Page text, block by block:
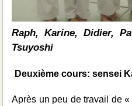
Raph, Karine, Didier,
Tsuyoshi
Deuxième cours: sensei
Après un peu de travail de